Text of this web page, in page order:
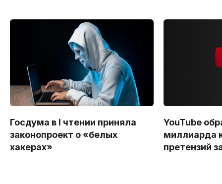
Госдума в I чтении приняла
законопроект о «белых
хакерах»
YouTube
миллиарда
претензий